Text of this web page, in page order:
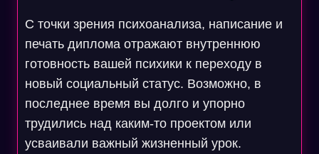
С точки зрения психоанализа, написание и
печать диплома отражают внутреннюю
готовность вашей психики к переходу в
новый социальный статус. Возможно, в
последнее время вы долго и упорно
трудились над каким-то проектом или
усваивали важный жизненный урок.